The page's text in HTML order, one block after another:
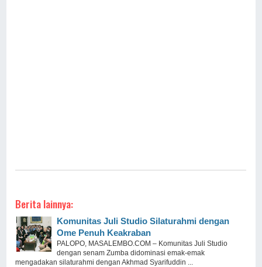
Berita lainnya:
Komunitas Juli Studio Silaturahmi dengan
Ome Penuh Keakraban
PALOPO, MASALEMBO.COM – Komunitas Juli Studio
dengan senam Zumba didominasi emak-emak
mengadakan silaturahmi dengan Akhmad Syarifuddin ...